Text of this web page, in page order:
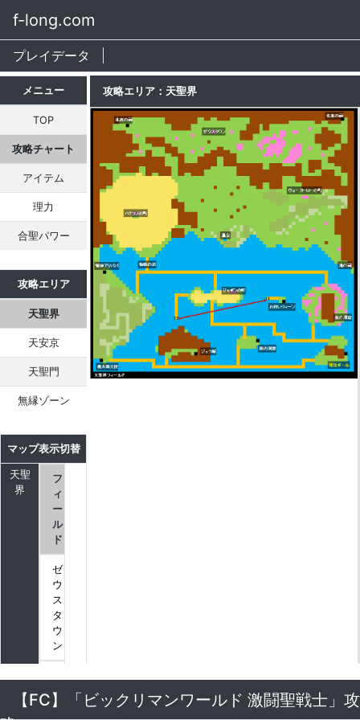
f-long.com
プレイデータ
メニュー
TOP
攻略チャート
アイテム
理力
合聖パワー
攻略エリア
天聖界
天安京
天聖門
無縁ゾーン
マップ表示切替
天聖
界
フ
ィ
ー
ル
ド
ゼ
ウ
ス
タ
ウ
ン
ド
ラ
攻略エリア：天聖界
【FC】「ビックリマンワールド 激闘聖戦士」攻